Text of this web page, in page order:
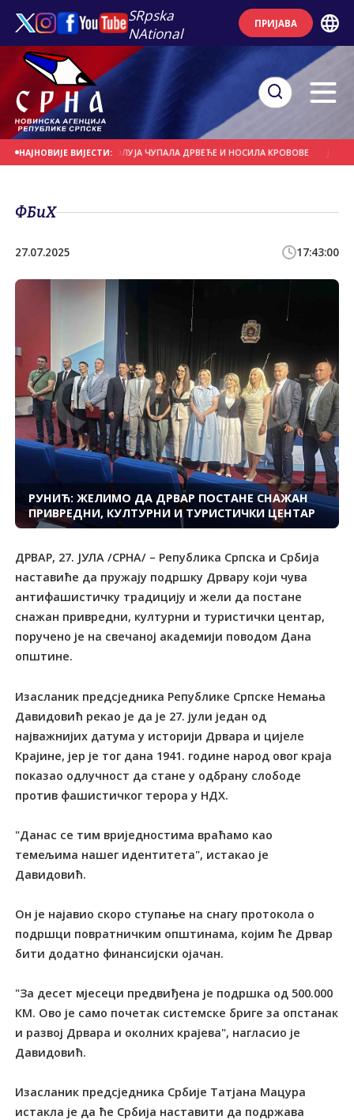
SRpska
NAtional
ПРИЈАВА
НАЈНОВИЈЕ ВИЈЕСТИ:
ДАНАШЊИ ДАН ОЛУЈА ЧУПАЛА ДРВЕЋЕ И НОСИЛА КРОВОВЕ ЈАКИ
ФБиХ
27.07.2025 17:43:00
РУНИЋ: ЖЕЛИМО ДА ДРВАР ПОСТАНЕ СНАЖАН
ПРИВРЕДНИ, КУЛТУРНИ И ТУРИСТИЧКИ ЦЕНТАР
ДРВАР, 27. ЈУЛА /СРНА/ – Република Српска и Србија
наставиће да пружају подршку Дрвару који чува
антифашистичку традицију и жели да постане
снажан привредни, културни и туристички центар,
поручено је на свечаној академији поводом Дана
општине.
Изасланик предсједника Републике Српске Немања
Давидовић рекао је да је 27. јули један од
најважнијих датума у историји Дрвара и цијеле
Крајине, јер је тог дана 1941. године народ овог краја
показао одлучност да стане у одбрану слободе
против фашистичког терора у НДХ.
"Данас се тим вриједностима враћамо као
темељима нашег идентитета", истакао је
Давидовић.
Он је најавио скоро ступање на снагу протокола о
подршци повратничким општинама, којим ће Дрвар
бити додатно финансијски ојачан.
"За десет мјесеци предвиђена је подршка од 500.000
КМ. Ово је само почетак системске бриге за опстанак
и развој Дрвара и околних крајева", нагласио је
Давидовић.
Изасланик предсједника Србије Татјана Мацура
истакла је да ће Србија наставити да подржава